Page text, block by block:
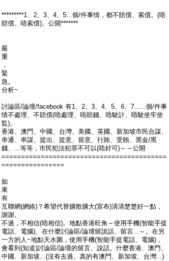
*********1、2、3、4、5...個/件事情，都不賠償、索償。(唔
賠償、唔索償)。公開*******
嚴
重
，
緊
急。
分析~
討論區/論壇/facebook 有1、2、3、4、5、6、7......個/件事
情不處理、不賠償(唔處理、唔賠錢、唔駛計、唔駛坐牢坐
監)。
香港、澳門、中國、台灣、美國、英國、新加坡市民合謀、
串通、串謀、提出、提意、留意、行賄、受賄、黑金/黑
錢、...等等，市民犯法犯罪不可以(唔好可)～～公開
==========================================
================
如
果
有
互聯網(網絡)？希望代替擴散擴大(宣布)清清楚楚好一點，
謝謝。
不過，不相信(唔相信)。地點香港旺角～使用手機(智能手提
電話、電腦)、在什麼討論區/論壇留說話、留言...～。在另
一方的人~地點天水圍，使用手機(智能手提電話、電腦)，
會看到(知道)討論區/論壇的留言、說話。什麼香港、澳門、
中國、新加坡...(沒有去過。真的有澳門、新加坡、台灣...)